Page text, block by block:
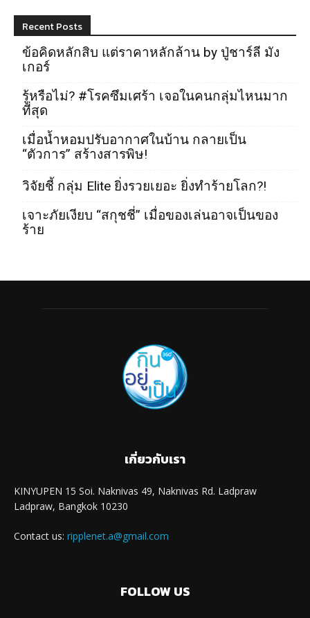
Recent Posts
ข้อคิดหลักสิบ แต่ราคาหลักล้าน by ปู่ชาร์ลี มัง
เกอร์
รู้หรือไม่? #โรคซึมเศร้า เจอในคนกลุ่มไหนมาก
ที่สุด
เมื่อน้ำหอมปรับอากาศในบ้าน กลายเป็น
“ตัวการ” สร้างสารพิษ!
วิจัยชี้ กลุ่ม Elite ยิ่งรวยเยอะ ยิ่งทำร้ายโลก?!
เจาะภัยเงียบ “สกุชชี่” เมื่อของเล่นอาจเป็นของ
ร้าย
เกี่ยวกับเรา
KINYUPEN 15 Soi. Naknivas 49, Naknivas Rd. Ladpraw
Ladpraw, Bangkok 10230
Contact us: ripplenet.a@gmail.com
FOLLOW US